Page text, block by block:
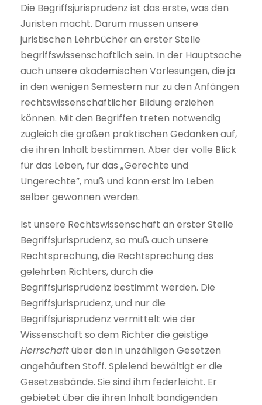
Die Begriffsjurisprudenz ist das erste, was den
Juristen macht. Darum müssen unsere
juristischen Lehrbücher an erster Stelle
begriffswissenschaftlich sein. In der Hauptsache
auch unsere akademischen Vorlesungen, die ja
in den wenigen Semestern nur zu den Anfängen
rechtswissenschaftlicher Bildung erziehen
können. Mit den Begriffen treten notwendig
zugleich die großen praktischen Gedanken auf,
die ihren Inhalt bestimmen. Aber der volle Blick
für das Leben, für das „Gerechte und
Ungerechte”, muß und kann erst im Leben
selber gewonnen werden.
Ist unsere Rechtswissenschaft an erster Stelle
Begriffsjurisprudenz, so muß auch unsere
Rechtsprechung, die Rechtsprechung des
gelehrten Richters, durch die
Begriffsjurisprudenz bestimmt werden. Die
Begriffsjurisprudenz, und nur die
Begriffsjurisprudenz vermittelt wie der
Wissenschaft so dem Richter die geistige
Herrschaftüber den in unzähligen Gesetzen
angehäuften Stoff. Spielend bewältigt er die
Gesetzesbände. Sie sind ihm federleicht. Er
gebietet über die ihren Inhalt bändigenden